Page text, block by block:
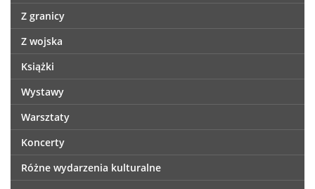
Z granicy
Z wojska
Książki
Wystawy
Warsztaty
Koncerty
Różne wydarzenia kulturalne